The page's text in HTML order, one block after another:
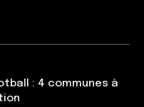
: 4 communes à